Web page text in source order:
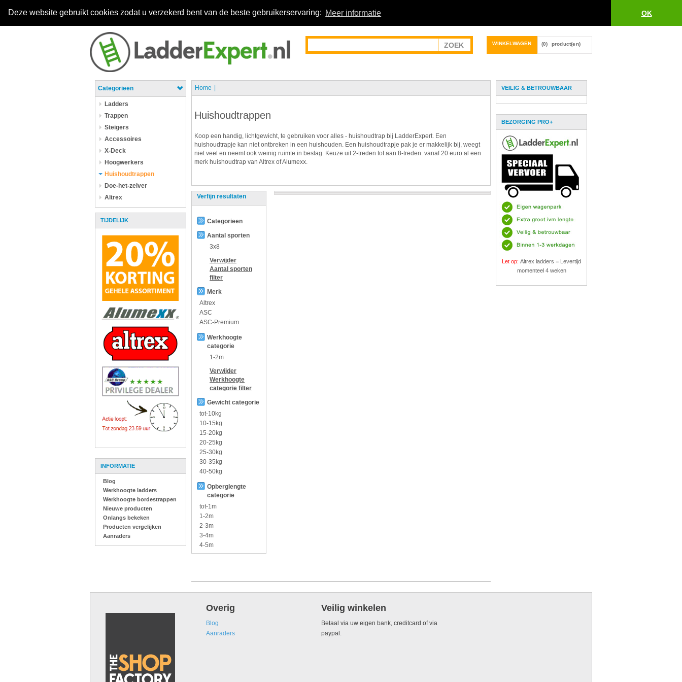
Deze website gebruikt cookies zodat u verzekerd bent van de beste gebruikerservaring: Meer informatie OK
WINKELWAGEN (0) product(en)
Categorieën
Ladders
Trappen
Steigers
Accessoires
X-Deck
Hoogwerkers
Huishoudtrappen
Doe-het-zelver
Altrex
TIJDELIJK
INFORMATIE
Blog
Werkhoogte ladders
Werkhoogte bordestrappen
Nieuwe producten
Onlangs bekeken
Producten vergelijken
Aanraders
Home
Huishoudtrappen
Koop een handig, lichtgewicht, te gebruiken voor alles - huishoudtrap bij LadderExpert. Een
huishoudtrapje kan niet ontbreken in een huishouden. Een huishoudtrapje pak je er makkelijk bij, weegt
niet veel en neemt ook weinig ruimte in beslag. Keuze uit 2-treden tot aan 8-treden. vanaf 20 euro al een
merk huishoudtrap van Altrex of Alumexx.
Verfijn resultaten
Categorieen
Aantal sporten
3x8
Verwijder
Aantal sporten
filter
Merk
Altrex
ASC
ASC-Premium
Werkhoogte
categorie
1-2m
Verwijder
Werkhoogte
categorie filter
Gewicht categorie
tot-10kg
10-15kg
15-20kg
20-25kg
25-30kg
30-35kg
40-50kg
Opberglengte
categorie
tot-1m
1-2m
2-3m
3-4m
4-5m
VEILIG & BETROUWBAAR
BEZORGING PRO+
Let op: Altrex ladders = Levertijd
momenteel 4 weken
Overig
Blog
Aanraders
Veilig winkelen
Betaal via uw eigen bank, creditcard of via
paypal.